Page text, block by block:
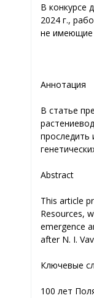
В конкурсе
2024 г.,
не имеющие
Аннотация
В статье
проследить
Abstract
This article
Resources,
emergence
after N. I.
Ключевые
100 лет